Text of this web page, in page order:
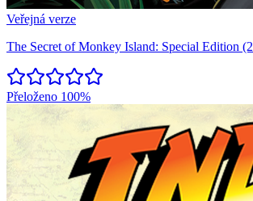
Veřejná verze
The Secret of Monkey Island: Special Edition
Přeloženo 100%